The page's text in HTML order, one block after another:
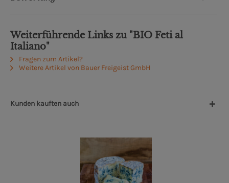
Weiterführende Links zu "BIO Feti al
Italiano"
Fragen zum Artikel?
Weitere Artikel von Bauer Freigeist GmbH
Kunden kauften auch